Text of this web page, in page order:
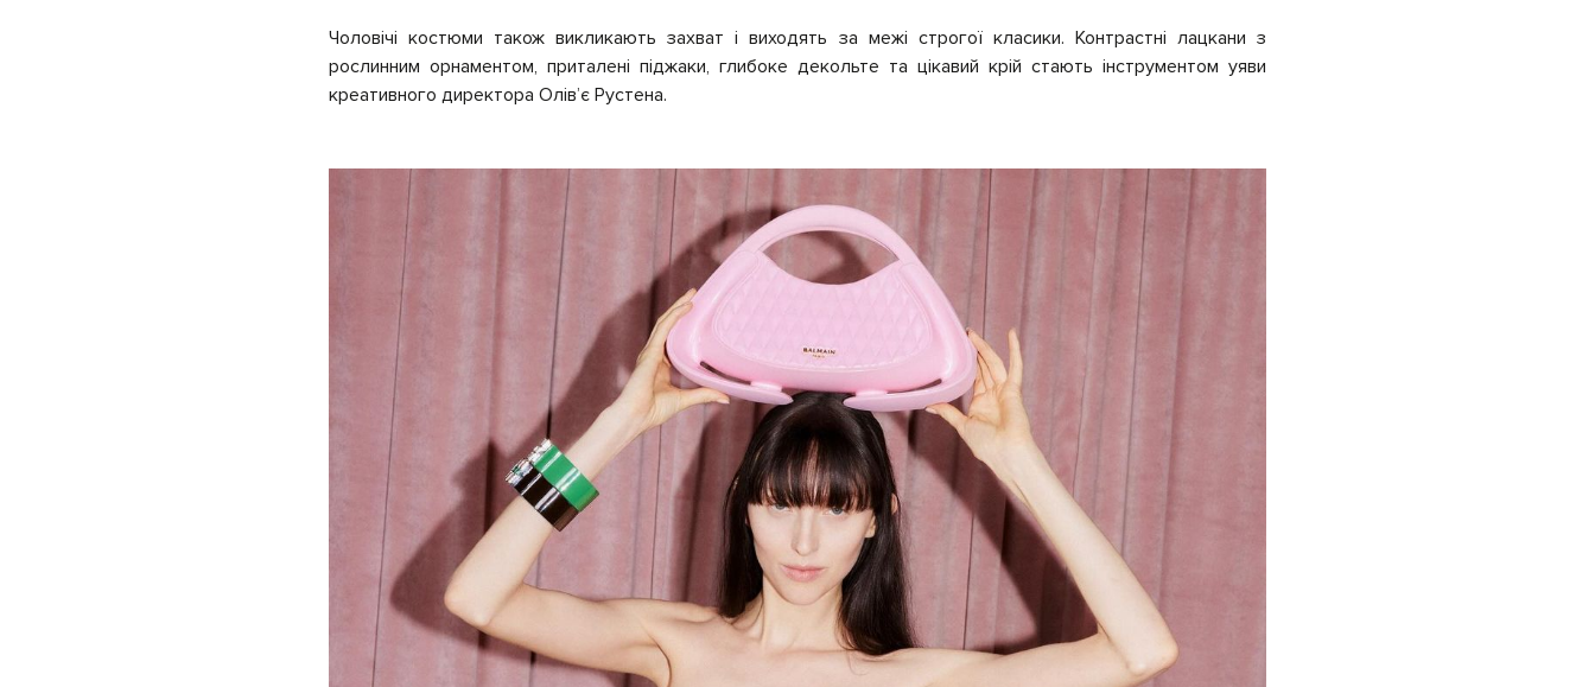
Чоловічі костюми також викликають захват і виходять за межі строгої класики. Контрастні лацкани з
рослинним орнаментом, приталені піджаки, глибоке декольте та цікавий крій стають інструментом уяви
креативного директора Олівʼє Рустена.